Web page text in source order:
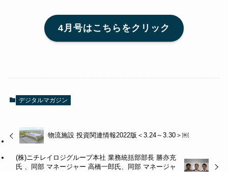
4月号はこちらをクリック
デジタルマガジン
物流施設 投資関連情報2022版＜3.24～3.30＞￼
(株)ニチレイロジグループ本社 業務統括部部長 勝亦充
氏 、同部 マネージャー 高橋一郎氏、同部 マネージャ